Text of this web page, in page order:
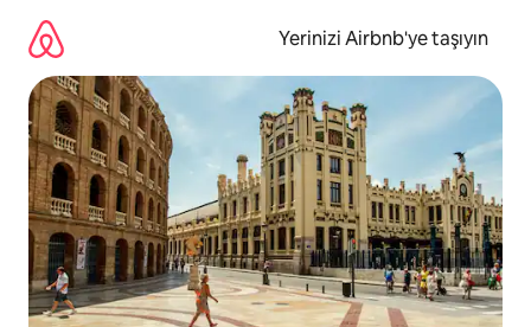
Yerinizi Airbnb'ye taşıyın